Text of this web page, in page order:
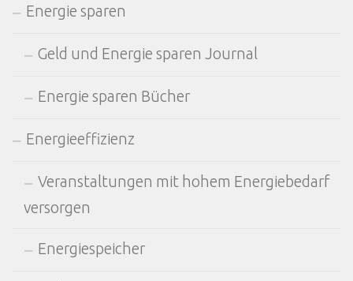
Energie sparen
Geld und Energie sparen Journal
Energie sparen Bücher
Energieeffizienz
Veranstaltungen mit hohem Energiebedarf
versorgen
Energiespeicher